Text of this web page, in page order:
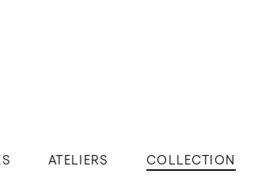
ATELIERS COLLECTION